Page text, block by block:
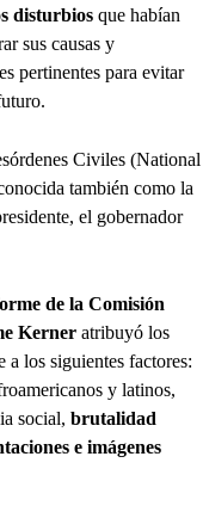
disturbios que habían
sus causas y
pertinentes para evitar
Civiles (National
también como la
el gobernador
de la Comisión
Kerner atribuyó los
los siguientes factores:
y latinos,
social, brutalidad
e imágenes